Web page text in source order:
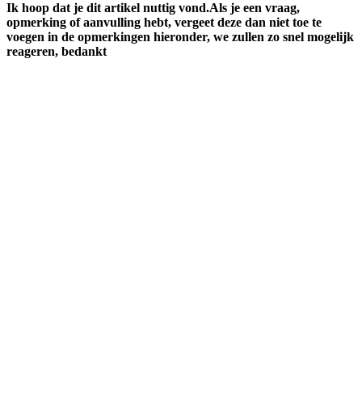
Ik hoop dat je dit artikel nuttig vond.Als je een vraag,
opmerking of aanvulling hebt, vergeet deze dan niet toe te
voegen in de opmerkingen hieronder, we zullen zo snel mogelijk
reageren, bedankt